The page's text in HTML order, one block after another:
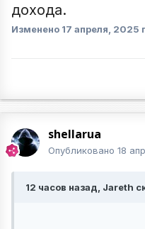
дохода.
Изменено 17 апреля, 2025
shellarua
Опубликовано 18
12 часов назад, Jareth